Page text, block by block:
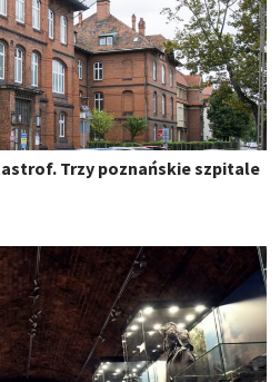
Trzy poznańskie szpitale